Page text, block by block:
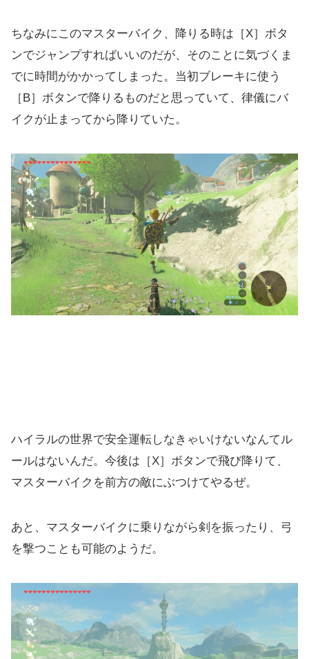
ちなみにこのマスターバイク、降りる時は［X］ボタ
ンでジャンプすればいいのだが、そのことに気づくま
でに時間がかかってしまった。当初ブレーキに使う
［B］ボタンで降りるものだと思っていて、律儀にバ
イクが止まってから降りていた。
ハイラルの世界で安全運転しなきゃいけないなんてル
ールはないんだ。今後は［X］ボタンで飛び降りて、
マスターバイクを前方の敵にぶつけてやるぜ。
あと、マスターバイクに乗りながら剣を振ったり、弓
を撃つことも可能のようだ。